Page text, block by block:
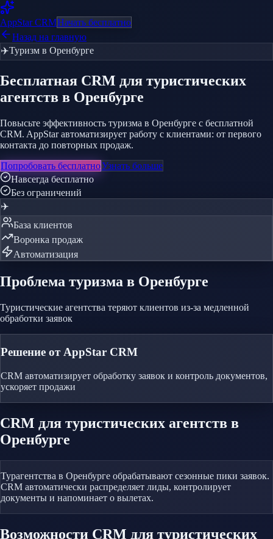
AppStarCRMНачать бесплатно
Назад на главную
✈️Туризм в Оренбурге
Бесплатная CRM для туристических
агентств в Оренбурге
Повысьте эффективность туризма в Оренбурге с бесплатной
CRM. AppStar автоматизирует работу с клиентами: от первого
контакта до повторных продаж.
Попробовать бесплатноУзнать больше
Навсегда бесплатно
Без ограничений
✈️
База клиентов
Воронка продаж
Автоматизация
Проблема туризма в Оренбурге
Туристические агентства теряют клиентов из-за медленной
обработки заявок
Решение от AppStar CRM
CRM автоматизирует обработку заявок и контроль документов,
ускоряет продажи
CRM для туристических агентств в
Оренбурге
Турагентства в Оренбурге обрабатывают сезонные пики заявок.
CRM автоматически распределяет лиды, контролирует
документы и напоминает о вылетах.
Возможности CRM для туристических